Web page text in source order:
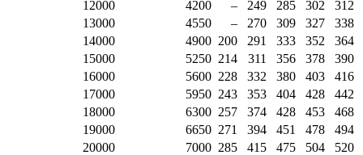
12000
4200 – 249 285 302
312
13000
4550 – 270 309 327
338
14000
4900 200 291 333 352
364
15000
5250 214 311 356 378
390
16000
5600 228 332 380 403
416
17000
5950 243 353 404 428
442
18000
6300 257 374 428 453
468
19000
6650 271 394 451 478
494
20000
7000 285 415 475 504
520